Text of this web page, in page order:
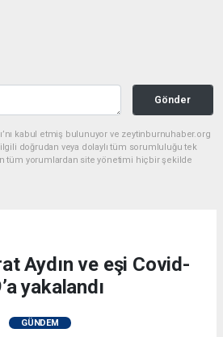
Gönder
kabul etmiş bulunuyor ve zeytinburnuhaber.org
ilgili doğrudan veya dolaylı tüm sorumluluğu tek
tüm yorumlardan site yönetimi hiçbir şekilde
Aydın ve eşi Covid-
yakalandı
GÜNDEM